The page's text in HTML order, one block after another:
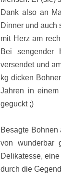
Dank also an
Dinner und auch
mit Herz am
Bei sengender
versendet und
kg dicken
Jahren in
geguckt ;)
Besagte
von wunderbar
Delikatesse,
durch die